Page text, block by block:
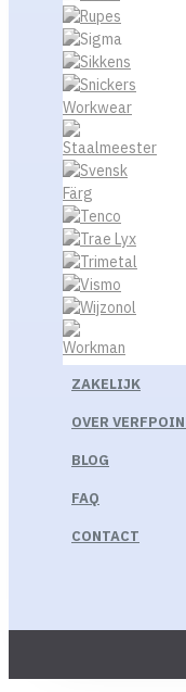
ZAKELIJK
OVER
BLOG
FAQ
CONTACT